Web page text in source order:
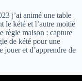
j’ai animé une table
le kété et l’autre moitié
règle maison : capture
de kété pour une
jouer et d’apprendre de